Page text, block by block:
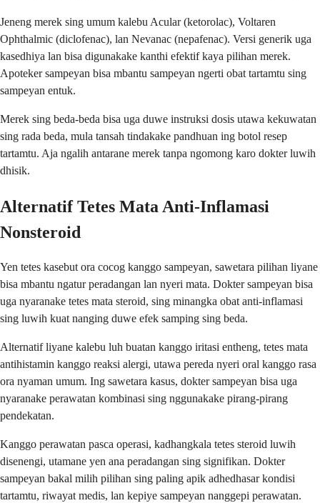
Jeneng merek sing umum kalebu Acular (ketorolac), Voltaren
Ophthalmic (diclofenac), lan Nevanac (nepafenac). Versi generik uga
kasedhiya lan bisa digunakake kanthi efektif kaya pilihan merek.
Apoteker sampeyan bisa mbantu sampeyan ngerti obat tartamtu sing
sampeyan entuk.
Merek sing beda-beda bisa uga duwe instruksi dosis utawa kekuwatan
sing rada beda, mula tansah tindakake pandhuan ing botol resep
tartamtu. Aja ngalih antarane merek tanpa ngomong karo dokter luwih
dhisik.
Alternatif Tetes Mata Anti-Inflamasi
Nonsteroid
Yen tetes kasebut ora cocog kanggo sampeyan, sawetara pilihan liyane
bisa mbantu ngatur peradangan lan nyeri mata. Dokter sampeyan bisa
uga nyaranake tetes mata steroid, sing minangka obat anti-inflamasi
sing luwih kuat nanging duwe efek samping sing beda.
Alternatif liyane kalebu luh buatan kanggo iritasi entheng, tetes mata
antihistamin kanggo reaksi alergi, utawa pereda nyeri oral kanggo rasa
ora nyaman umum. Ing sawetara kasus, dokter sampeyan bisa uga
nyaranake perawatan kombinasi sing nggunakake pirang-pirang
pendekatan.
Kanggo perawatan pasca operasi, kadhangkala tetes steroid luwih
disenengi, utamane yen ana peradangan sing signifikan. Dokter
sampeyan bakal milih pilihan sing paling apik adhedhasar kondisi
tartamtu, riwayat medis, lan kepiye sampeyan nanggepi perawatan.